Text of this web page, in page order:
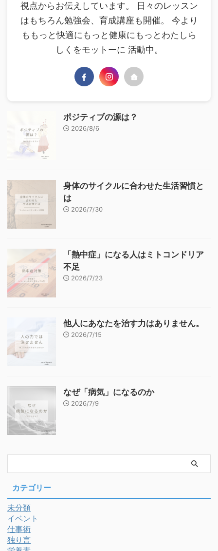
視点からお伝えしています。 日々のレッスン
はもちろん勉強会、育成講座も開催。 今より
ももっと快適にもっと健康にもっとわたしら
しくをモットーに 活動中。
ポジティブの源は？
2026/8/6
身体のサイクルに合わせた生活習慣と
は
2026/7/30
「熱中症」になる人はミトコンドリア
不足
2026/7/23
他人にあなたを治す力はありません。
2026/7/15
なぜ「病気」になるのか
2026/7/9
カテゴリー
未分類
イベント
仕事術
独り言